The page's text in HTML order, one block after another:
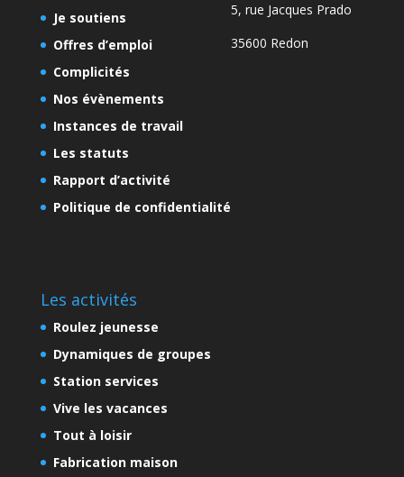
Je soutiens
Offres d’emploi
Complicités
Nos évènements
Instances de travail
Les statuts
Rapport d’activité
Politique de confidentialité
5, rue Jacques Prado
35600 Redon
Les activités
Roulez jeunesse
Dynamiques de groupes
Station services
Vive les vacances
Tout à loisir
Fabrication maison